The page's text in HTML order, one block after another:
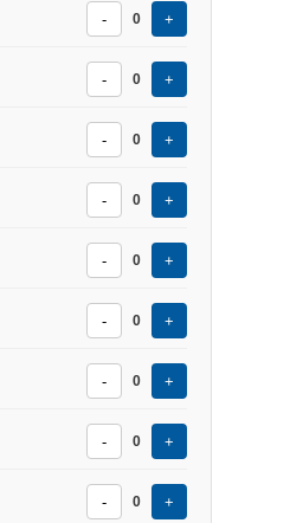
- 0 +
- 0 +
- 0 +
- 0 +
- 0 +
- 0 +
- 0 +
- 0 +
- 0 +